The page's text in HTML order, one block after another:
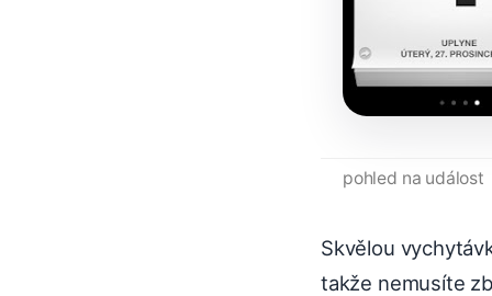
pohled na událost
Skvělou
takže nemusíte